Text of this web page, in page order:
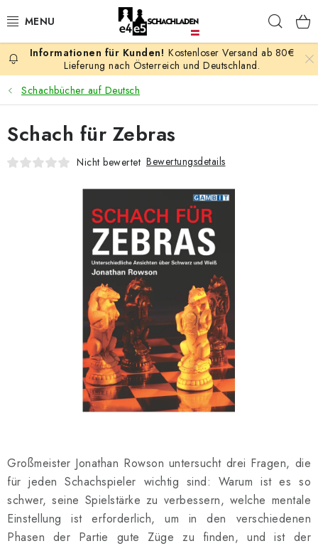
Inhalt
AKTION
SCHACHSPIELE
SCHACHFIGUREN
SCHACHBRETTER
SCHACHUHREN
SCHACHBÜCHER
SCHACH-ANTIQUITÄTENLADEN
SCHACH ONLINE
SCHACH-MERCH
SCHACH GESCHENKE
KONTAKT
Kontakt FAQ Über uns
Schachblog
Geschäftsbedingungen
Kostenloser Versand ab 80€
Lieferung nach Österreich und Deutschland.
Schachbücher auf Deutsch
Großmeister Jonathan Rowson untersucht drei Fragen, die
für jeden Schachspieler wichtig sind: Warum ist es so
schwer, seine Spielstärke zu verbessern, welche mentale
Einstellung ist erforderlich, um in den verschiedenen
Phasen der Partie gute Züge zu finden, und ist der
Schach für Zebras
Nicht bewertet Bewertungsdetails